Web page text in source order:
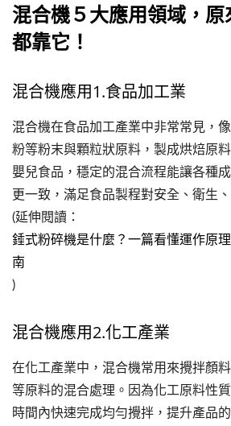
混合機５大應用領域，
都靠它！
混合機應用1.食品加工業
混合機在食品加工產業中非常常見，
粉等粉末與顆粒狀原料，製成烘焙原
嬰兒食品，穩定的混合流程能讓各種
更一致，滿足食品製程對安全、衛生
(延伸閱讀：
錘式粉碎機是什麼？一篇看懂運作原
南
)
混合機應用2.化工產業
在化工產業中，混合機常用來攪拌顏
等原料的混合處理。因為化工原料性
時間內快速完成均勻攪拌，提升產品